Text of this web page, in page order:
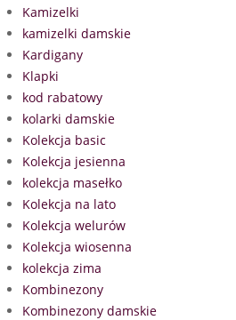
Kamizelki
kamizelki damskie
Kardigany
Klapki
kod rabatowy
kolarki damskie
Kolekcja basic
Kolekcja jesienna
kolekcja masełko
Kolekcja na lato
Kolekcja welurów
Kolekcja wiosenna
kolekcja zima
Kombinezony
Kombinezony damskie